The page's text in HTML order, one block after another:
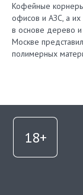
Кофейные корнеры
офисов и АЗС, а
в основе дерево и
Москве
полимерных